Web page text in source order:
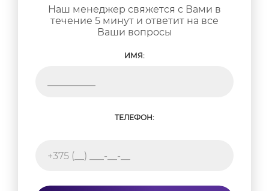
Наш менеджер свяжется с Вами в
течение 5 минут и ответит на все
Ваши вопросы
ИМЯ:
ТЕЛЕФОН: